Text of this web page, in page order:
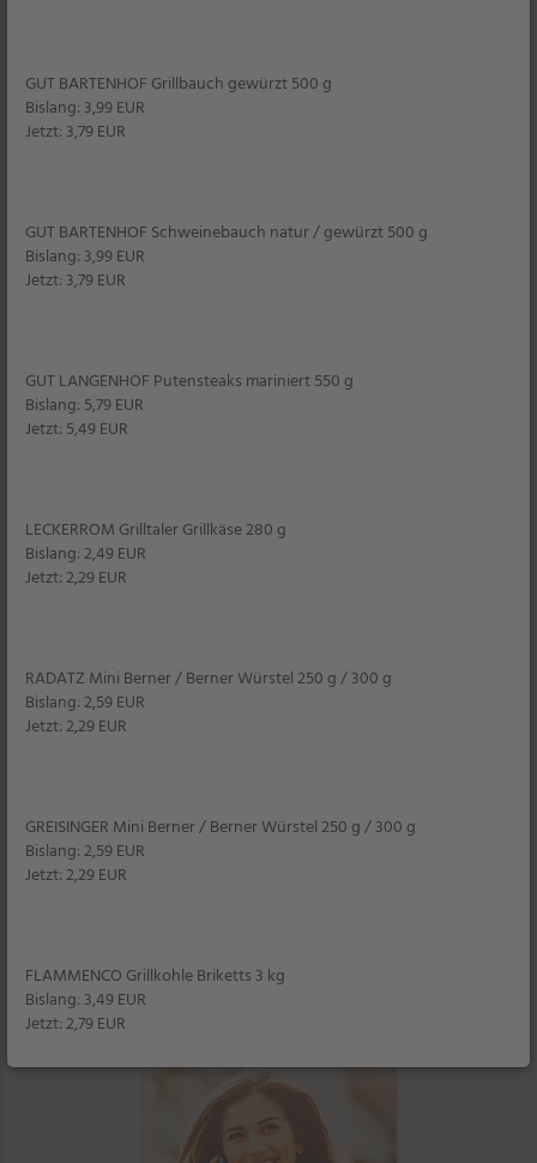
Siegel. Dass wir zu Recht auf unsere
erstklassigen BIO SONNE-Produkte stolz
Unser BIO SONNE
Strand und Meer
GUT BARTENHOF Grillbauch gewürzt 500 g
Bislang: 3,99 EUR
Jetzt: 3,79 EUR
GUT BARTENHOF Schweinebauch natur / gewürzt 500 g
Bislang: 3,99 EUR
Jetzt: 3,79 EUR
GUT LANGENHOF Putensteaks mariniert 550 g
Bislang: 5,79 EUR
Jetzt: 5,49 EUR
LECKERROM Grilltaler Grillkäse 280 g
Bislang: 2,49 EUR
Jetzt: 2,29 EUR
RADATZ Mini Berner / Berner Würstel 250 g / 300 g
Bislang: 2,59 EUR
Jetzt: 2,29 EUR
GREISINGER Mini Berner / Berner Würstel 250 g / 300 g
Bislang: 2,59 EUR
Jetzt: 2,29 EUR
FLAMMENCO Grillkohle Briketts 3 kg
Bislang: 3,49 EUR
Jetzt: 2,79 EUR